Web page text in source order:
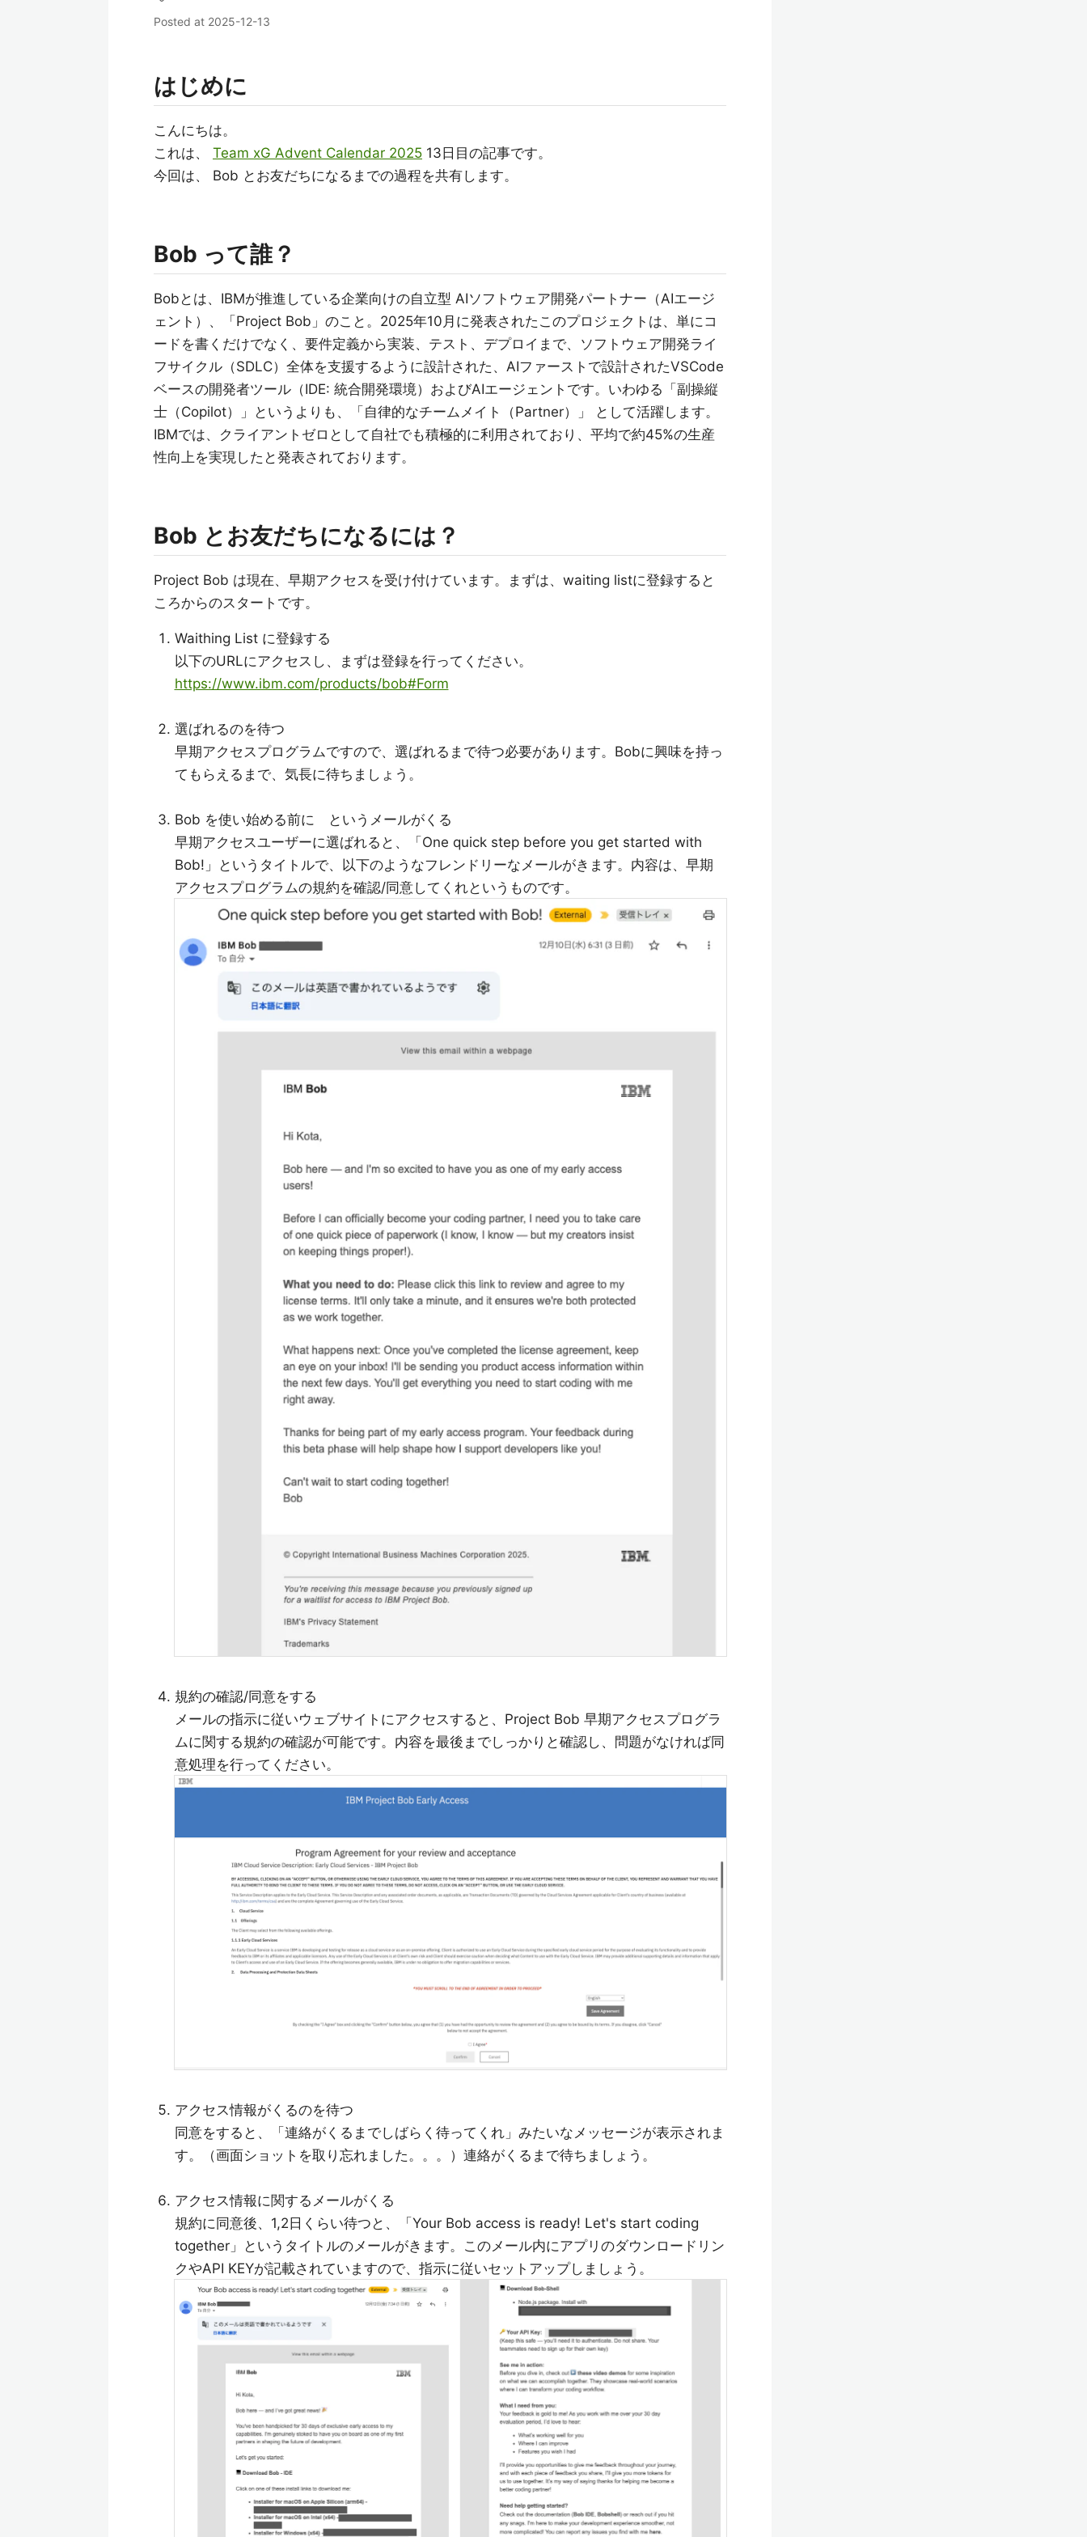
Posted at 2025-12-13
はじめに
こんにちは。
これは、 Team xG Advent Calendar 2025 13日目の記事です。
今回は、 Bob とお友だちになるまでの過程を共有します。
Bob って誰？
Bobとは、IBMが推進している企業向けの自立型 AIソフトウェア開発パートナー（AIエージ
ェント）、「Project Bob」のこと。2025年10月に発表されたこのプロジェクトは、単にコ
ードを書くだけでなく、要件定義から実装、テスト、デプロイまで、ソフトウェア開発ライ
フサイクル（SDLC）全体を支援するように設計された、AIファーストで設計されたVSCode
ベースの開発者ツール（IDE: 統合開発環境）およびAIエージェントです。いわゆる「副操縦
士（Copilot）」というよりも、「自律的なチームメイト（Partner）」 として活躍します。
IBMでは、クライアントゼロとして自社でも積極的に利用されており、平均で約45%の生産
性向上を実現したと発表されております。
Bob とお友だちになるには？
Project Bob は現在、早期アクセスを受け付けています。まずは、waiting listに登録すると
ころからのスタートです。
Waithing List に登録する
以下のURLにアクセスし、まずは登録を行ってください。
https://www.ibm.com/products/bob#Form
選ばれるのを待つ
早期アクセスプログラムですので、選ばれるまで待つ必要があります。Bobに興味を持っ
てもらえるまで、気長に待ちましょう。
Bob を使い始める前に というメールがくる
早期アクセスユーザーに選ばれると、「One quick step before you get started with
Bob!」というタイトルで、以下のようなフレンドリーなメールがきます。内容は、早期
アクセスプログラムの規約を確認/同意してくれというものです。
規約の確認/同意をする
メールの指示に従いウェブサイトにアクセスすると、Project Bob 早期アクセスプログラ
ムに関する規約の確認が可能です。内容を最後までしっかりと確認し、問題がなければ同
意処理を行ってください。
アクセス情報がくるのを待つ
同意をすると、「連絡がくるまでしばらく待ってくれ」みたいなメッセージが表示されま
す。（画面ショットを取り忘れました。。。）連絡がくるまで待ちましょう。
アクセス情報に関するメールがくる
規約に同意後、1,2日くらい待つと、「Your Bob access is ready! Let's start coding
together」というタイトルのメールがきます。このメール内にアプリのダウンロードリン
クやAPI KEYが記載されていますので、指示に従いセットアップしましょう。